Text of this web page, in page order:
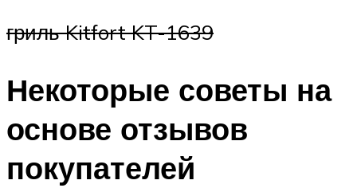
гриль Kitfort KT-1639
Некоторые советы на
основе отзывов
покупателей